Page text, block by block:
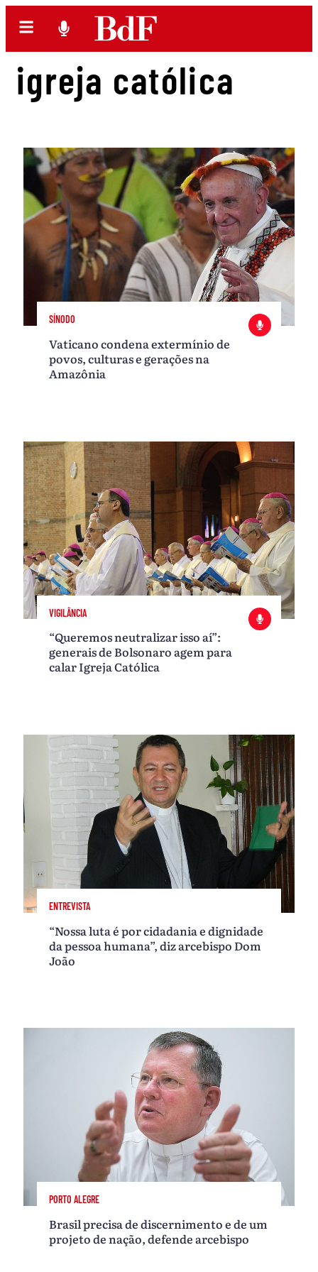
igreja católica
SÍNODO
Vaticano condena extermínio de
povos, culturas e gerações na
Amazônia
VIGILÂNCIA
“Queremos neutralizar isso aí”:
generais de Bolsonaro agem para
calar Igreja Católica
ENTREVISTA
“Nossa luta é por cidadania e dignidade
da pessoa humana”, diz arcebispo Dom
João
PORTO ALEGRE
Brasil precisa de discernimento e de um
projeto de nação, defende arcebispo